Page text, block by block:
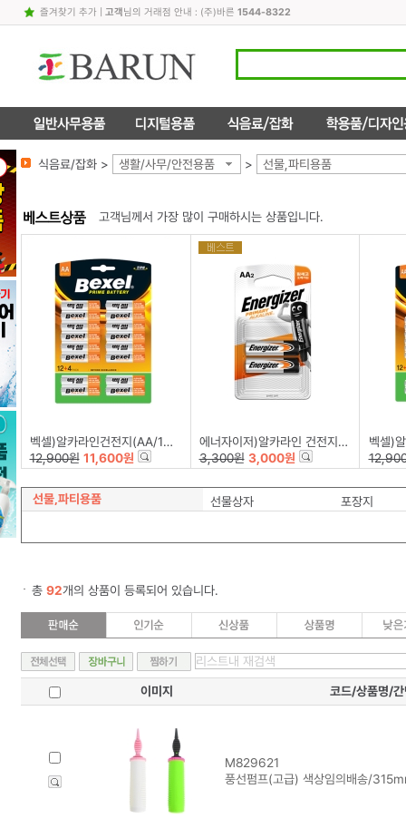
즐겨찾기 추가| 고객님의 거래점 안내 : (주)바른 1544-8322
식음료/잡화 > 생활/사무/안전용품 > 선물,파티용품
고객님께서 가장 많이 구매하시는 상품입니다.
벡셀)알카라인건전지(AA/12+4)
12,900원 11,600원
에너자이저)알카라인 건전지(PRIMARY/AA/B2)
3,300원 3,000원
벡셀)알
선물,파티용품 선물상자 포장지
총 92개의 상품이 등록되어 있습니다.
이미지 코드/상품명/간
M829621
풍선펌프(고급) 색상임의배송/